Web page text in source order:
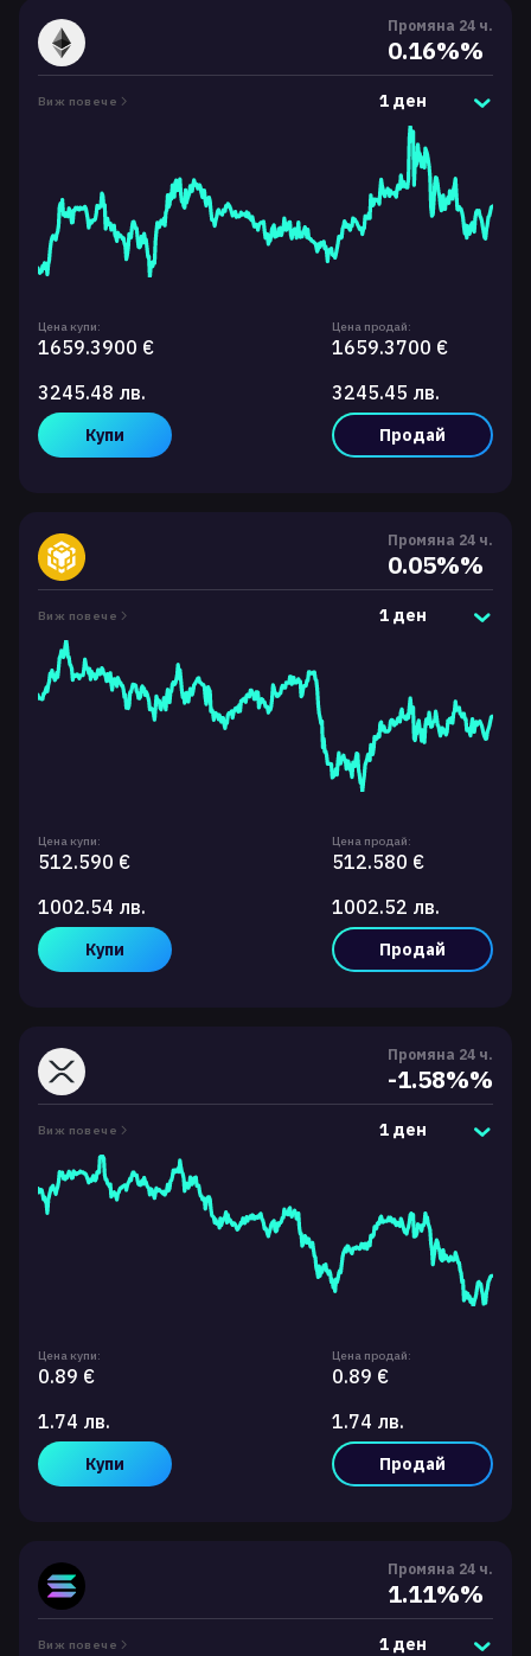
Промяна 24 ч.
0.16%%
Виж повече 1 ден
Цена купи:
1659.3900 €
3245.48 лв.
Купи
Цена продай:
1659.3700 €
3245.45 лв.
Продай
Промяна 24 ч.
0.05%%
Виж повече 1 ден
Цена купи:
512.590 €
1002.54 лв.
Купи
Цена продай:
512.580 €
1002.52 лв.
Продай
Промяна 24 ч.
-1.58%%
Виж повече 1 ден
Цена купи:
0.89 €
1.74 лв.
Купи
Цена продай:
0.89 €
1.74 лв.
Продай
Промяна 24 ч.
1.11%%
Виж повече 1 ден